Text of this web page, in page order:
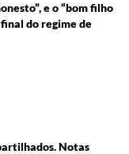
e o “bom filho
do regime de
Notas